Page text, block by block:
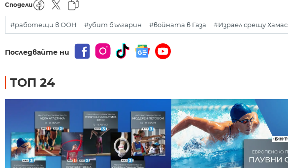
Сподели
#работещи в ООН #убит българин #войната в Газа #Израел срещу Хамас
Последвайте ни
ТОП 24